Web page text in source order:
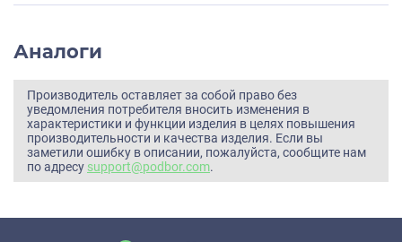
Аналоги
Производитель оставляет за собой право без
уведомления потребителя вносить изменения в
характеристики и функции изделия в целях повышения
производительности и качества изделия. Если вы
заметили ошибку в описании, пожалуйста, сообщите нам
по адресу support@podbor.com.